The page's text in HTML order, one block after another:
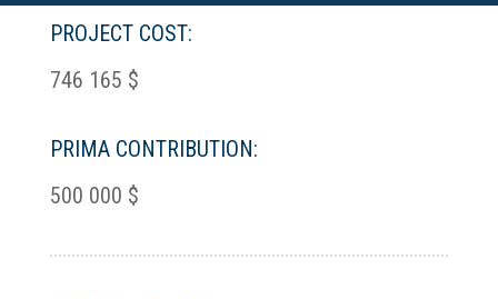
PROJECT COST:
746 165 $
PRIMA CONTRIBUTION:
500 000 $